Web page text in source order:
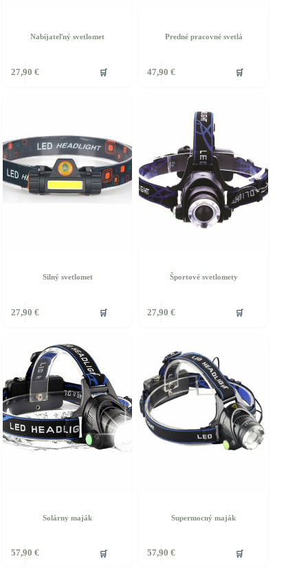
Nabíjateľný svetlomet
27,90 € 🛒
Predné pracovné svetlá
47,90 € 🛒
Silný svetlomet
27,90 € 🛒
Športové svetlomety
27,90 € 🛒
Solárny maják
57,90 € 🛒
Supermocný maják
57,90 € 🛒